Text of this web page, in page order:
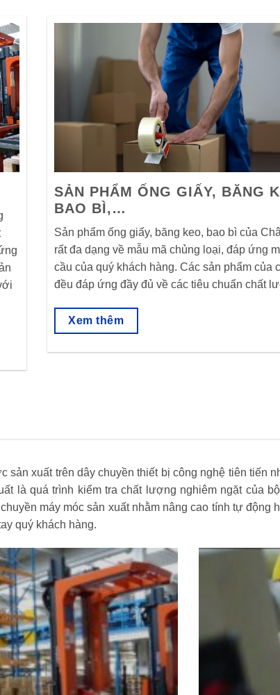
SẢN PHẨM ỐNG GIẤY, BĂNG
BAO BÌ,…
Sản phẩm ống giấy, băng keo, bao bì của
rất đa dạng về mẫu mã chủng loại, đáp ứng
cầu của quý khách hàng. Các sản phẩm của
đều đáp ứng đầy đủ về các tiêu chuẩn chất
Xem thêm
xuất trên dây chuyền thiết bị công nghệ tiên tiến
là quá trình kiểm tra chất lượng nghiêm ngặt của
máy móc sản xuất nhằm nâng cao tính tự
quý khách hàng.